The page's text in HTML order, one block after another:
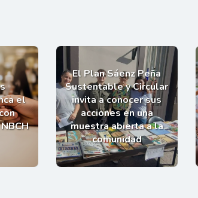
el
El Plan Sáenz Peña
Sustentable y Circular
invita a conocer sus
acciones en una
muestra abierta a la
comunidad